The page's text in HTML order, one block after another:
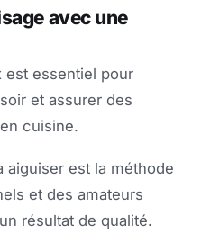
avec une
est essentiel pour
et assurer des
cuisine.
aiguiser est la méthode
et des amateurs
résultat de qualité.